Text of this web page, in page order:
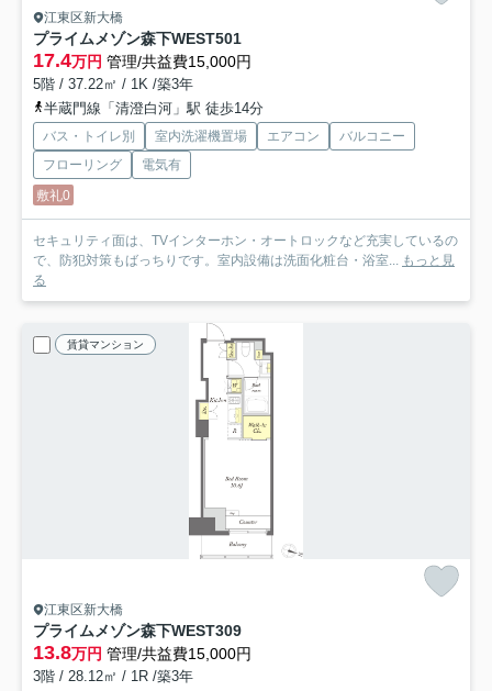
江東区新大橋
プライムメゾン森下WEST501
17.4万円 管理/共益費15,000円
5階 / 37.22㎡ / 1K /築3年
半蔵門線「清澄白河」駅 徒歩14分
バス・トイレ別 室内洗濯機置場 エアコン
バルコニー
フローリング
電気有
敷礼0
セキュリティ面は、TVインターホン・オートロックなど充実しているの
で、防犯対策もばっちりです。室内設備は洗面化粧台・浴室... もっと見
る
賃貸マンション
江東区新大橋
プライムメゾン森下WEST309
13.8万円 管理/共益費15,000円
3階 / 28.12㎡ / 1R /築3年